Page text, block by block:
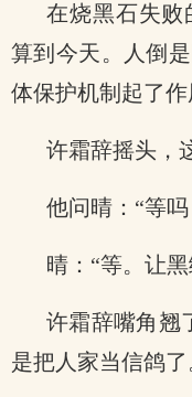
在烧黑石失败
算到今天。人倒
体保护机制起了作
许霜辞摇头，
他问晴：“等吗
晴：“等。让
许霜辞嘴角翘
是把人家当信鸽了